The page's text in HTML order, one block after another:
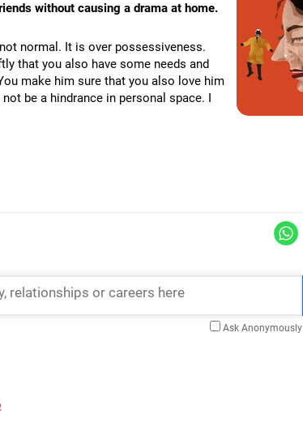
without causing a drama at home.
normal. It is over possessiveness.
that you also have some needs and
make him sure that you also love him
be a hindrance in personal space. I
Ask Anonymously